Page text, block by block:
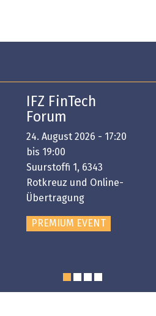
IFZ FinTech
Forum
24. August 2026 - 17:20
bis 19:00
Suurstoffi 1, 6343
Rotkreuz und Online-
Übertragung
PREMIUM EVENT